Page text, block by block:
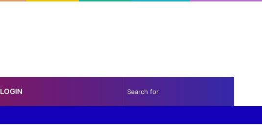
LOGIN Sidebar